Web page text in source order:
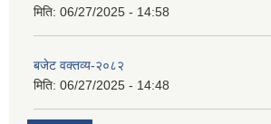
मिति: 06/27/2025 - 14:58
बजेट वक्तव्य-२०८२
मिति: 06/27/2025 - 14:48